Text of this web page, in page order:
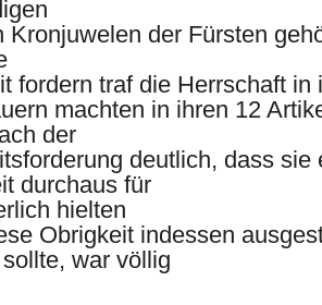
lediglich eine effektive
AUS
WERDEN
Kronjuwelen der Fürsten
fordern traf die Herrschaft in
machten in ihren 12
der
deutlich, dass sie
durchaus für
hielten
Obrigkeit indessen
war völlig